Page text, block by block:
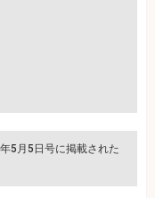
5月5日号に掲載された